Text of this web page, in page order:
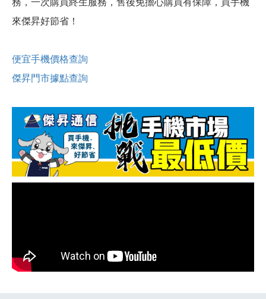
來傑昇好節省！
便宜手機價格查詢
傑昇門市據點查詢